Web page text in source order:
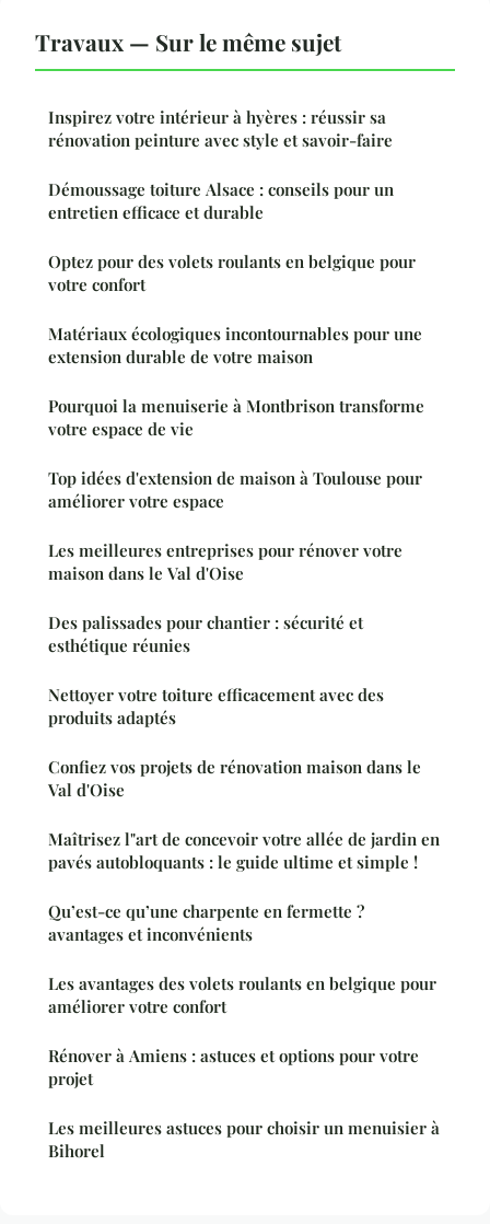
Travaux — Sur le même sujet
Inspirez votre intérieur à hyères : réussir sa
rénovation peinture avec style et savoir-faire
Démoussage toiture Alsace : conseils pour un
entretien efficace et durable
Optez pour des volets roulants en belgique pour
votre confort
Matériaux écologiques incontournables pour une
extension durable de votre maison
Pourquoi la menuiserie à Montbrison transforme
votre espace de vie
Top idées d'extension de maison à Toulouse pour
améliorer votre espace
Les meilleures entreprises pour rénover votre
maison dans le Val d'Oise
Des palissades pour chantier : sécurité et
esthétique réunies
Nettoyer votre toiture efficacement avec des
produits adaptés
Confiez vos projets de rénovation maison dans le
Val d'Oise
Maîtrisez l"art de concevoir votre allée de jardin en
pavés autobloquants : le guide ultime et simple !
Qu’est-ce qu’une charpente en fermette ?
avantages et inconvénients
Les avantages des volets roulants en belgique pour
améliorer votre confort
Rénover à Amiens : astuces et options pour votre
projet
Les meilleures astuces pour choisir un menuisier à
Bihorel